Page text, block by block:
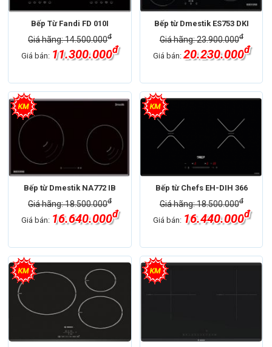
Bếp Từ Fandi FD 010I
Giá hãng: 14.500.000đ
Giá bán: 11.300.000đ
Bếp từ Dmestik ES753 DKI
Giá hãng: 23.900.000đ
Giá bán: 20.230.000đ
Bếp từ Dmestik NA772 IB
Giá hãng: 18.500.000đ
Giá bán: 16.640.000đ
Bếp từ Chefs EH-DIH 366
Giá hãng: 18.500.000đ
Giá bán: 16.440.000đ